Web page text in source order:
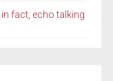
in fact, echo talking